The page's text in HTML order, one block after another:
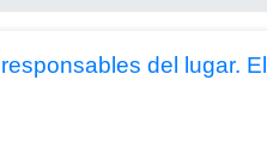
del lugar. El